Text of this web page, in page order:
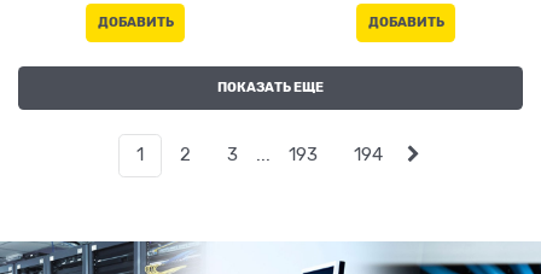
ДОБАВИТЬ ДОБАВИТЬ
ПОКАЗАТЬ ЕЩЕ
1 2 3 ... 193 194